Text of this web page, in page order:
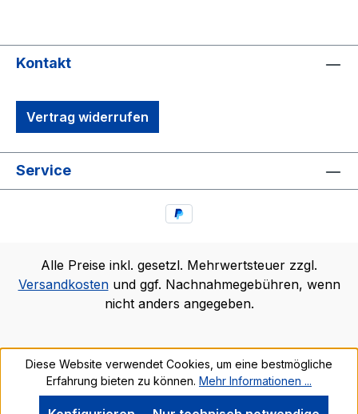
Kontakt
Vertrag widerrufen
Service
Alle Preise inkl. gesetzl. Mehrwertsteuer zzgl.
Versandkostenund ggf. Nachnahmegebühren, wenn
nicht anders angegeben.
Diese Website verwendet Cookies, um eine bestmögliche
Erfahrung bieten zu können. Mehr Informationen ...